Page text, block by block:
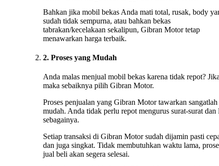
Bahkan jika mobil bekas Anda mati total, rusak, body
sudah tidak sempurna, atau bahkan bekas
tabrakan/kecelakaan sekalipun, Gibran Motor tetap
menawarkan harga terbaik.
2. Proses yang Mudah
Anda malas menjual mobil bekas karena tidak repot?
maka sebaiknya pilih Gibran Motor.
Proses penjualan yang Gibran Motor tawarkan sangatlah
mudah. Anda tidak perlu repot mengurus surat-surat dan
sebagainya.
Setiap transaksi di Gibran Motor sudah dijamin pasti
dan juga singkat. Tidak membutuhkan waktu lama,
jual beli akan segera selesai.